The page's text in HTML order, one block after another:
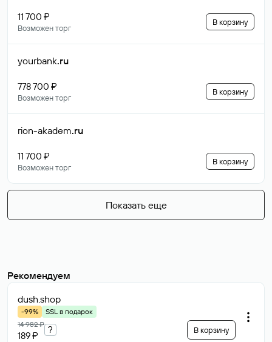
11 700 ₽
Возможен торг
В корзину
yourbank.ru
778 700 ₽
Возможен торг
В корзину
rion-akadem.ru
11 700 ₽
Возможен торг
В корзину
Показать еще
Рекомендуем
dush.shop
-99%
SSL в подарок
14 982 ₽
189 ₽
? В корзину